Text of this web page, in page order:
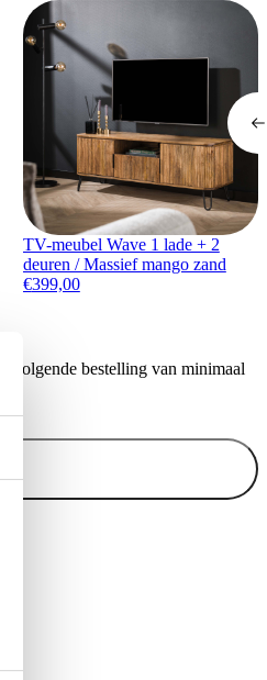
TV-meubel Wave 1 lade + 2
deuren / Massief mango zand
€399,00
volgende bestelling van minimaal